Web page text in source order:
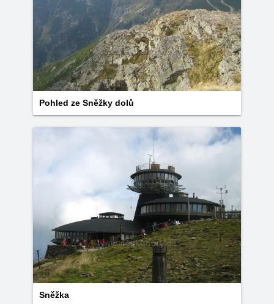
Pohled ze Sněžky dolů
Sněžka